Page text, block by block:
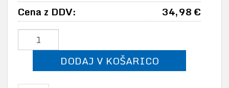
Cena z DDV: 34,98 €
DODAJ V KOŠARICO